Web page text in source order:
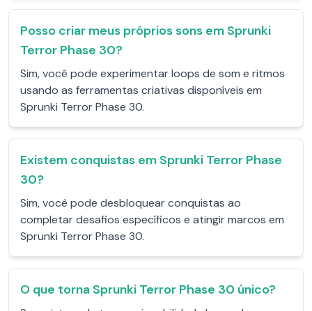
Posso criar meus próprios sons em Sprunki
Terror Phase 30?
Sim, você pode experimentar loops de som e ritmos
usando as ferramentas criativas disponíveis em
Sprunki Terror Phase 30.
Existem conquistas em Sprunki Terror Phase
30?
Sim, você pode desbloquear conquistas ao
completar desafios específicos e atingir marcos em
Sprunki Terror Phase 30.
O que torna Sprunki Terror Phase 30 único?